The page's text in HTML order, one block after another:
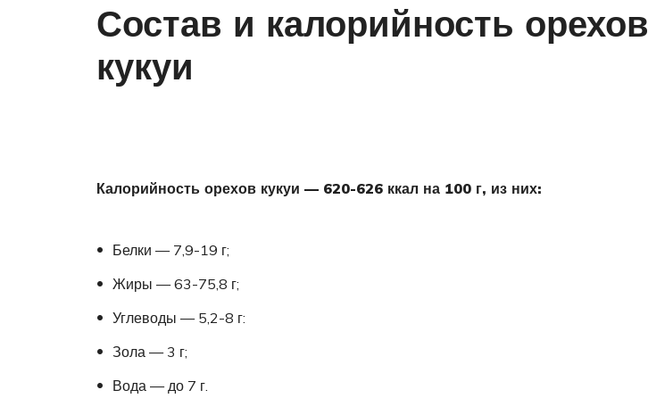
Состав и калорийность орехов
кукуи
Калорийность орехов кукуи — 620-626 ккал на 100 г, из них:
Белки — 7,9-19 г;
Жиры — 63-75,8 г;
Углеводы — 5,2-8 г:
Зола — 3 г;
Вода — до 7 г.